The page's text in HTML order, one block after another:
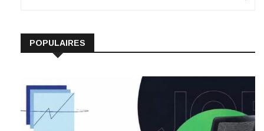
POPULAIRES